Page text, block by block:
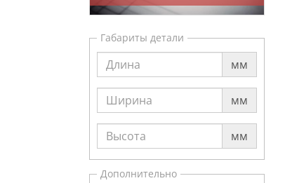
Габариты детали
мм
мм
мм
Дополнительно